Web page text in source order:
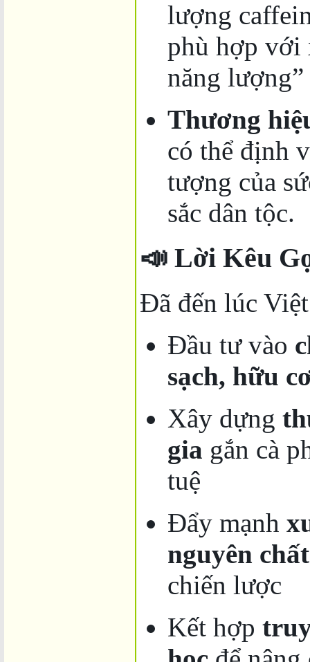
lượng
phù hợp với
năng lượng”
Thương
có thể định
tượng của
sắc dân tộc.
📣 Lời Kêu
Đã đến lúc
Đầu tư vào
sạch, hữu
Xây dựng
gia gắn cà
tuệ
Đẩy mạnh
nguyên chất
chiến lược
Kết hợp